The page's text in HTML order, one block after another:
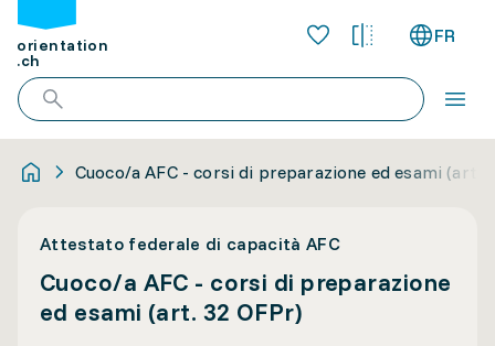
orientation
.ch
FR
Cuoco/a AFC - corsi di preparazione ed esami (art.
Attestato federale di capacità AFC
Cuoco/a AFC - corsi di preparazione
ed esami (art. 32 OFPr)